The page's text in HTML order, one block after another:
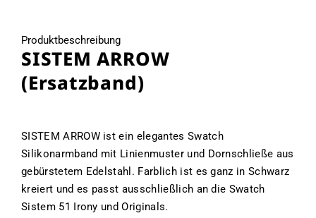
Produktbeschreibung
SISTEM ARROW
(Ersatzband)
SISTEM ARROW ist ein elegantes Swatch
Silikonarmband mit Linienmuster und Dornschließe aus
gebürstetem Edelstahl. Farblich ist es ganz in Schwarz
kreiert und es passt ausschließlich an die Swatch
Sistem 51 Irony und Originals.